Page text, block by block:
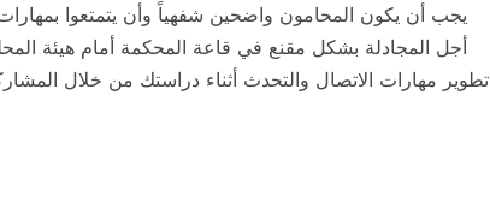
يجب أن يكون المحامون واضحين شفهياً وأن يتمتعوا
أجل المجادلة بشكل مقنع في قاعة المحكمة أمام هيئة
تطوير مهارات الاتصال والتحدث أثناء دراستك من خلال